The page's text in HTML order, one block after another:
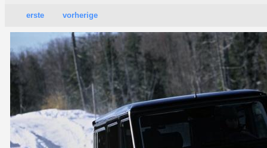
erste vorherige